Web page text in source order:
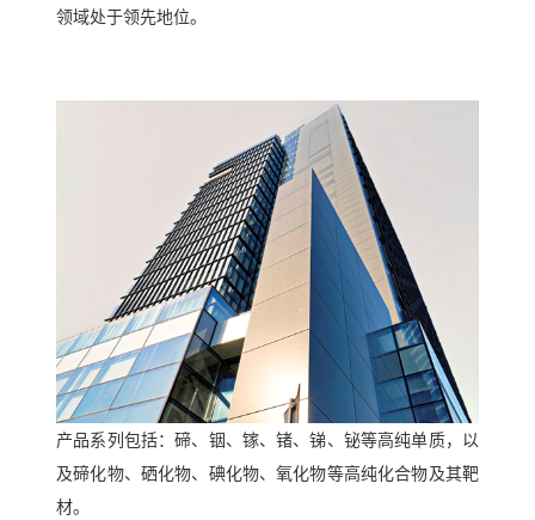
势
公
司
团
队
材
化
物
氟
化
物
磷
化
物
技
团
队
荣
誉
合
作
伙
伴
销
售
应
领域处于领先地位。
产品系列包括：碲、铟、镓、锗、锑、铋等高纯单质，以
及碲化物、硒化物、碘化物、氧化物等高纯化合物及其靶
材。